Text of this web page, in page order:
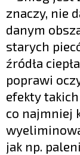
znaczy, nie
danym
starych
źródła
poprawi
efekty
co najmniej
jak np.